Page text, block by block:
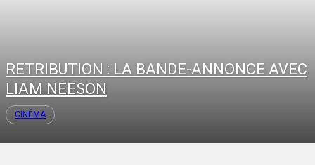
RETRIBUTION : LA BANDE-ANNONCE AVEC
LIAM NEESON
CINÉMA